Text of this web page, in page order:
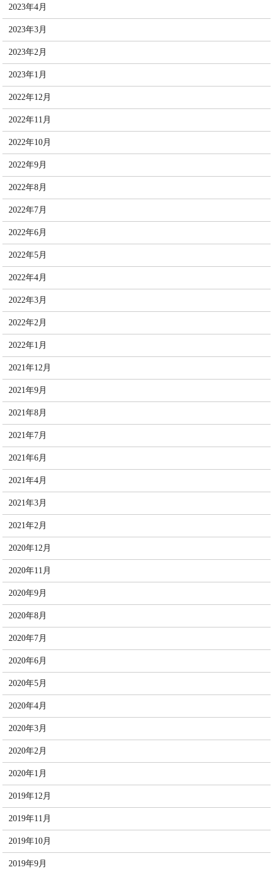
2023年4月
2023年3月
2023年2月
2023年1月
2022年12月
2022年11月
2022年10月
2022年9月
2022年8月
2022年7月
2022年6月
2022年5月
2022年4月
2022年3月
2022年2月
2022年1月
2021年12月
2021年9月
2021年8月
2021年7月
2021年6月
2021年4月
2021年3月
2021年2月
2020年12月
2020年11月
2020年9月
2020年8月
2020年7月
2020年6月
2020年5月
2020年4月
2020年3月
2020年2月
2020年1月
2019年12月
2019年11月
2019年10月
2019年9月